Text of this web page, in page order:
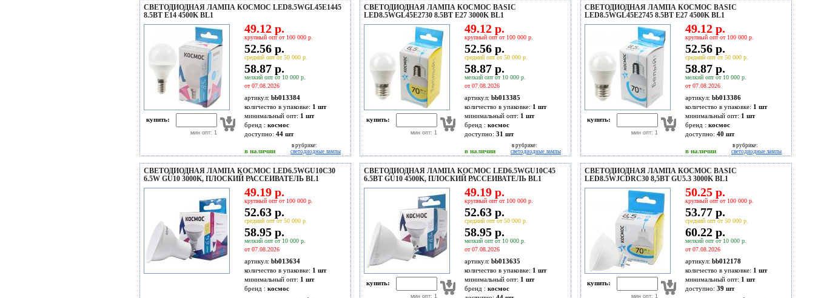
СВЕТОДИОДНАЯ ЛАМПА КОСМОС LED8.5WGL45E1445
8.5ВТ E14 4500K BL1
купить:
мин опт: 1
49.12 р.
крупный опт от 100 000 р.
52.56 р.
средний опт от 50 000 р.
58.87 р.
мелкий опт от 10 000 р.
от 07.08.2026
артикул: bb013384
количество в упаковке: 1 шт
минимальный опт: 1 шт
бренд : космос
доступно: 44 шт
в наличии
в рубрике:
светодиодные лампы
СВЕТОДИОДНАЯ ЛАМПА КОСМОС BASIC
LED8.5WGL45E2730 8.5ВТ E27 3000K BL1
купить:
мин опт: 1
49.12 р.
крупный опт от 100 000 р.
52.56 р.
средний опт от 50 000 р.
58.87 р.
мелкий опт от 10 000 р.
от 07.08.2026
артикул: bb013385
количество в упаковке: 1 шт
минимальный опт: 1 шт
бренд : космос
доступно: 31 шт
в наличии
в рубрике:
светодиодные лампы
СВЕТОДИОДНАЯ ЛАМПА КОСМОС BASIC
LED8.5WGL45E2745 8.5ВТ E27 4500K BL1
купить:
мин опт: 1
49.12 р.
крупный опт от 100 000 р.
52.56 р.
средний опт от 50 000 р.
58.87 р.
мелкий опт от 10 000 р.
от 07.08.2026
артикул: bb013386
количество в упаковке: 1 шт
минимальный опт: 1 шт
бренд : космос
доступно: 40 шт
в наличии
в рубрике:
светодиодные лампы
СВЕТОДИОДНАЯ ЛАМПА КОСМОС LED6.5WGU10C30
6.5W GU10 3000K, ПЛОСКИЙ РАССЕИВАТЕЛЬ BL1
49.19 р.
крупный опт от 100 000 р.
52.63 р.
средний опт от 50 000 р.
58.95 р.
мелкий опт от 10 000 р.
от 07.08.2026
артикул: bb013634
количество в упаковке: 1 шт
минимальный опт: 1 шт
бренд : космос
СВЕТОДИОДНАЯ ЛАМПА КОСМОС LED6.5WGU10C45
6.5ВТ GU10 4500K, ПЛОСКИЙ РАССЕИВАТЕЛЬ BL1
купить:
мин опт: 1
49.19 р.
крупный опт от 100 000 р.
52.63 р.
средний опт от 50 000 р.
58.95 р.
мелкий опт от 10 000 р.
от 07.08.2026
артикул: bb013635
количество в упаковке: 1 шт
минимальный опт: 1 шт
бренд : космос
СВЕТОДИОДНАЯ ЛАМПА КОСМОС BASIC
LED8.5WJCDRC30 8,5ВТ GU5.3 3000K BL1
купить:
мин опт: 1
50.25 р.
крупный опт от 100 000 р.
53.77 р.
средний опт от 50 000 р.
60.22 р.
мелкий опт от 10 000 р.
от 07.08.2026
артикул: bb012178
количество в упаковке: 1 шт
минимальный опт: 1 шт
доступно: 39 шт